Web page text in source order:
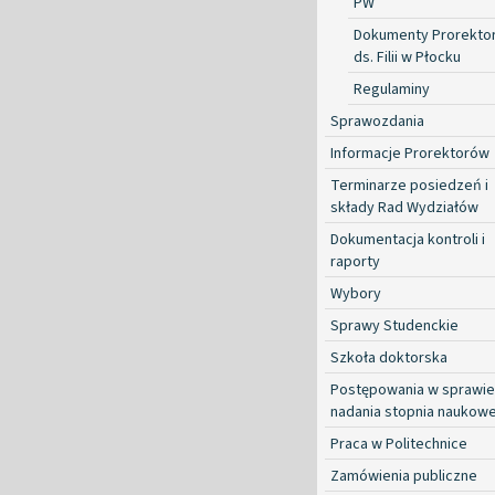
Dokumenty
ds. Filii w Płocku
Regulaminy
Sprawozdania
Informacje Prorektorów
Terminarze posiedzeń i
składy Rad Wydziałów
Dokumentacja kontroli i
raporty
Wybory
Sprawy Studenckie
Szkoła doktorska
Postępowania w sprawie
nadania stopnia
Praca w Politechnice
Zamówienia publiczne